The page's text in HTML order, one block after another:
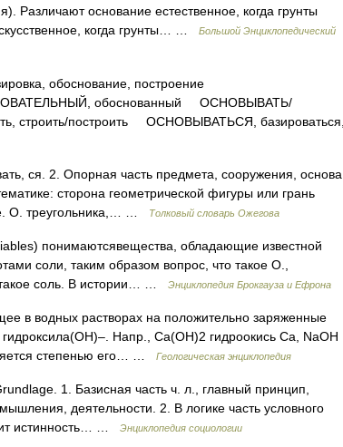
Различают основание естественное, когда грунты
когда грунты… …
Большой Энциклопедический
обоснование, построение
обоснованный ОСНОВЫВАТЬ/
строить/построить ОСНОВЫВАТЬСЯ, базироваться,
ся. 2. Опорная часть предмета, сооружения, основа
сторона геометрической фигуры или грань
О. треугольника,… …
Толковый словарь Ожегова
понимаютсявещества, обладающие известной
соли, таким образом вопрос, что такое О.,
такое соль. В истории… …
Энциклопедия Брокгауза и Ефрона
в водных растворах на положительно заряженные
Напр., Са(ОН)2 гидроокись Са, NaOH
степенью его… …
Геологическая энциклопедия
1. Базисная часть ч. л., главный принцип,
деятельности. 2. В логике часть условного
истинность… …
Энциклопедия социологии